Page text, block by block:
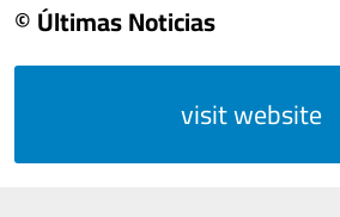
© Últimas Noticias
visit website